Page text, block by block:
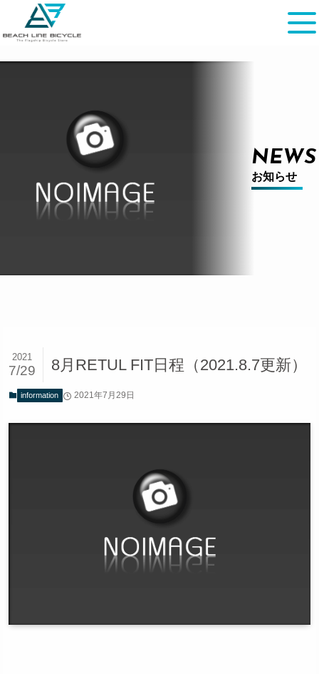
NEWS
お知らせ
8月RETUL FIT日程（2021.8.7更新）
2021
7/29
information 2021年7月29日